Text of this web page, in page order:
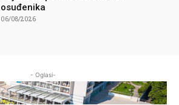
osuđenika
06/08/2026
- Oglasi-